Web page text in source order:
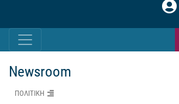
Newsroom
ΠΟΛΙΤΙΚΗ